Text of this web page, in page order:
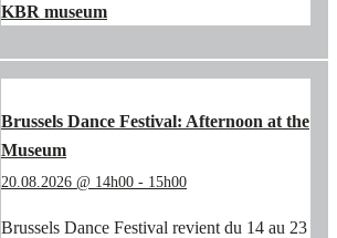
DE
AU
KBR museum
Brussels Dance Festival: Afternoon at the
Museum
20.08.2026 @ 14h00 - 15h00
Brussels Dance Festival revient du 14 au 23